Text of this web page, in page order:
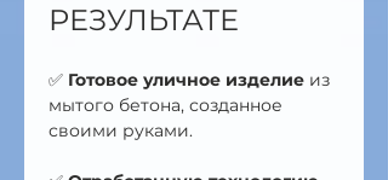
РЕЗУЛЬТАТЕ
✅ Готовое уличное изделие из
мытого бетона, созданное
своими руками.